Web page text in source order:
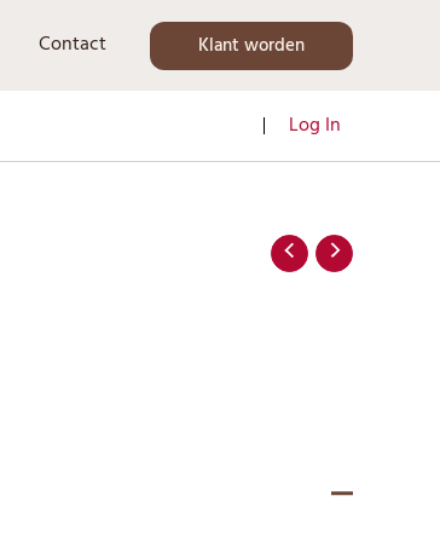
Contact Klant worden
Log In